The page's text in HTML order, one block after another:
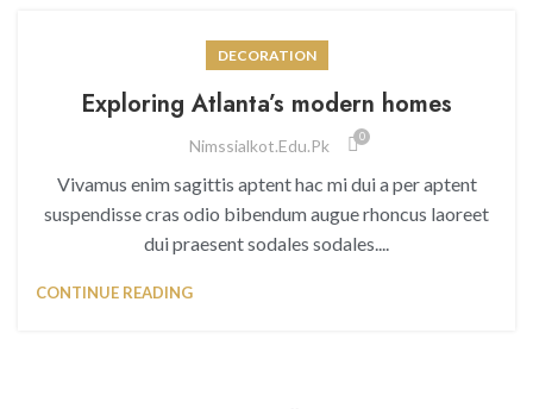
DECORATION
Exploring Atlanta’s modern homes
Nimssialkot.edu.pk 0
Vivamus enim sagittis aptent hac mi dui a per aptent
suspendisse cras odio bibendum augue rhoncus laoreet
dui praesent sodales sodales....
CONTINUE READING